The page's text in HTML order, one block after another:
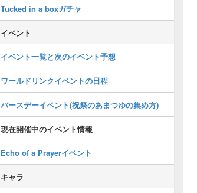
Tucked in a boxガチャ
イベント
イベント一覧と次のイベント予想
ワールドリンクイベントの日程
バースデーイベント(祝祭のあまつゆの集め方)
現在開催中のイベント情報
Echo of a Prayerイベント
キャラ